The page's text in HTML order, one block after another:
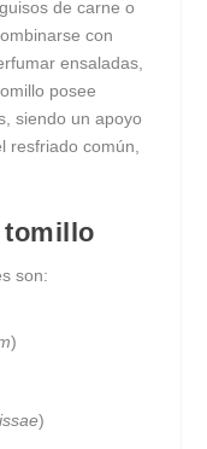
de carne o
con
ensaladas,
posee
siendo un apoyo
resfriado común,
tomillo
son:
)
)